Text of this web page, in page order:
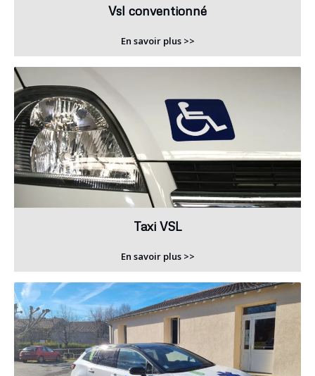
Vsl conventionné
En savoir plus >>
Taxi VSL
En savoir plus >>